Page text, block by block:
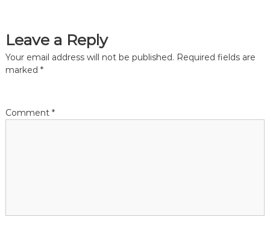
n
a
i
Leave a Reply
Your email address will not be published. Required fields are
marked *
Comment *